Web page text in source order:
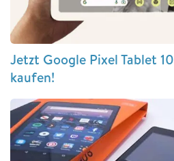
Jetzt Google Pixel Tablet
kaufen!